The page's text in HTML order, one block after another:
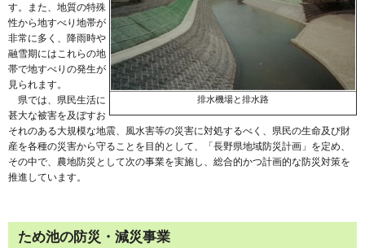
排水機場と排水路
す。また、地質の特殊
性から地すべり地帯が
非常に多く、降雨時や
融雪期にはこれらの地
帯で地すべりの発生が
見られます。
県では、県民生活に
甚大な被害を及ぼすお
それのある大規模な地震、風水害等の災害に対処するべく、県民の生命及び財
産を各種の災害から守ることを目的として、「長野県地域防災計画」を定め、
その中で、農地防災として次の事業を実施し、総合的かつ計画的な防災対策を
推進しています。
ため池の防災・減災事業